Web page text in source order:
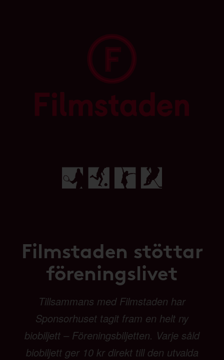
Filmstaden stöttar
föreningslivet
Tillsammans med Filmstaden har
Sponsorhuset tagit fram en helt ny
biobiljett – Föreningsbiljetten. Varje såld
biobiljett ger 10 kr direkt till den utvalda